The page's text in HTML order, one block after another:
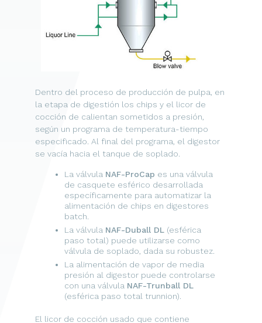
Dentro del proceso de producción de pulpa, en
la etapa de digestión los chips y el licor de
cocción de calientan sometidos a presión,
según un programa de temperatura-tiempo
especificado. Al final del programa, el digestor
se vacía hacia el tanque de soplado.
La válvula NAF-ProCap es una válvula
de casquete esférico desarrollada
específicamente para automatizar la
alimentación de chips en digestores
batch.
La válvula NAF-Duball DL (esférica
paso total) puede utilizarse como
válvula de soplado, dada su robustez.
La alimentación de vapor de media
presión al digestor puede controlarse
con una válvula NAF-Trunball DL
(esférica paso total trunnion).
El licor de cocción usado que contiene